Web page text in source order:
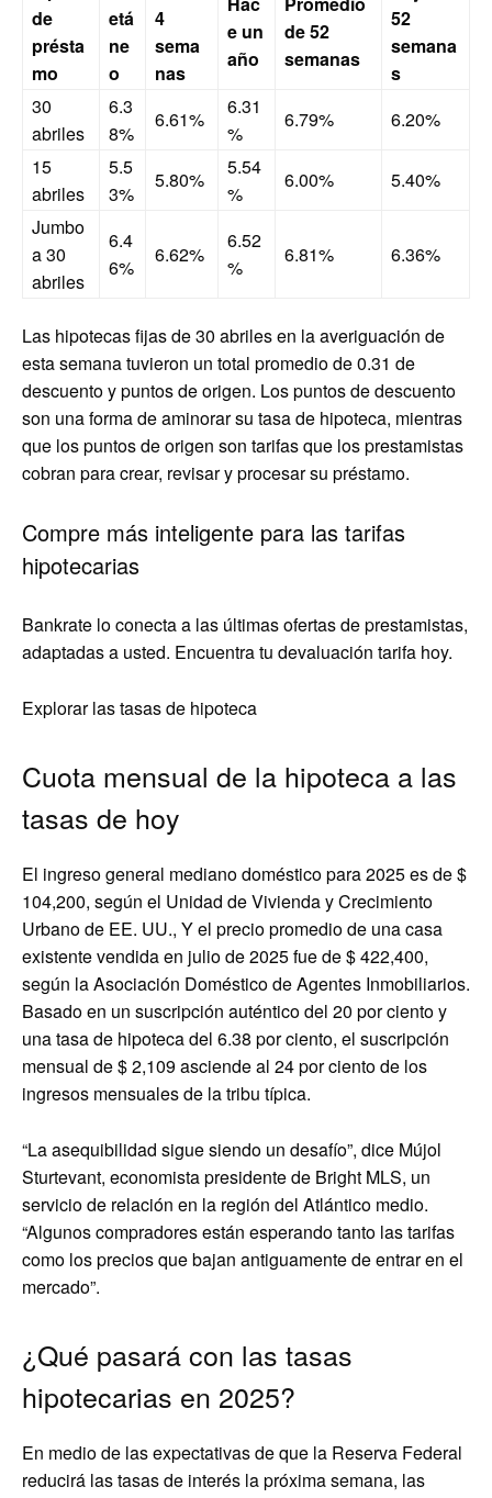
de
présta
mo
etá
ne
o
4
sema
nas
e un
año
de 52
semanas
52
semana
s
30
abriles
6.3
8%
6.61%
6.31
%
6.79%
6.20%
15
abriles
5.5
3%
5.80%
5.54
%
6.00%
5.40%
Jumbo
a 30
abriles
6.4
6%
6.62%
6.52
%
6.81% 6.36%
Las hipotecas fijas de 30 abriles en la averiguación de
esta semana tuvieron un total promedio de 0.31 de
descuento y puntos de origen. Los puntos de descuento
son una forma de aminorar su tasa de hipoteca, mientras
que los puntos de origen son tarifas que los prestamistas
cobran para crear, revisar y procesar su préstamo.
Compre más inteligente para las tarifas
hipotecarias
Bankrate lo conecta a las últimas ofertas de prestamistas,
adaptadas a usted. Encuentra tu devaluación tarifa hoy.
Explorar las tasas de hipoteca
Cuota mensual de la hipoteca a las
tasas de hoy
El ingreso general mediano doméstico para 2025 es de $
104,200, según el Unidad de Vivienda y Crecimiento
Urbano de EE. UU., Y el precio promedio de una casa
existente vendida en julio de 2025 fue de $ 422,400,
según la Asociación Doméstico de Agentes Inmobiliarios.
Basado en un suscripción auténtico del 20 por ciento y
una tasa de hipoteca del 6.38 por ciento, el suscripción
mensual de $ 2,109 asciende al 24 por ciento de los
ingresos mensuales de la tribu típica.
“La asequibilidad sigue siendo un desafío”, dice Mújol
Sturtevant, economista presidente de Bright MLS, un
servicio de relación en la región del Atlántico medio.
“Algunos compradores están esperando tanto las tarifas
como los precios que bajan antiguamente de entrar en el
mercado”.
¿Qué pasará con las tasas
hipotecarias en 2025?
En medio de las expectativas de que la Reserva Federal
reducirá las tasas de interés la próxima semana, las